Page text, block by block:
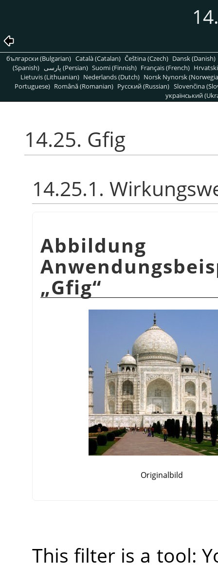
български (Bulgarian) Català (Catalan) Čeština (Czech) Dansk (Danish)
(Spanish)
پارسی (Persian) Suomi (Finnish) Français (French)
Lietuvis (Lithuanian) Nederlands (Dutch) Norsk Nynorsk
Portuguese) Română (Romanian) Pусский (Russian) Slovenčina
український
14.25. Gfig
14.25.1.
„Gfig“
Originalbild
This filter is a tool: